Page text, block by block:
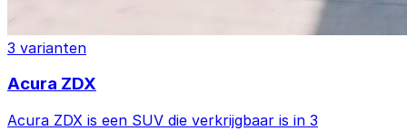
3 varianten
Acura ZDX
Acura ZDX is een SUV die verkrijgbaar is in 3